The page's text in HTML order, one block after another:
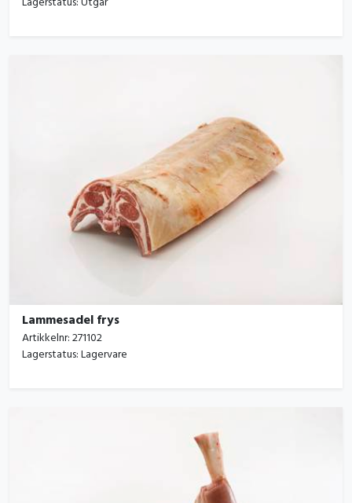
Lammesadel frys
Artikkelnr:271102
Lagerstatus:Lagervare